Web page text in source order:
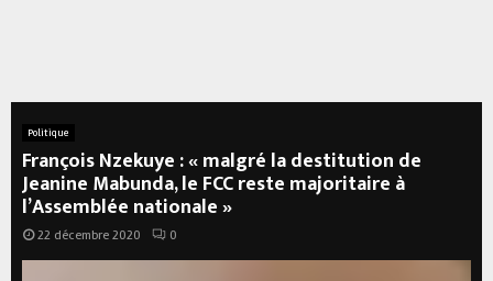
Politique
François Nzekuye : « malgré la destitution de
Jeanine Mabunda, le FCC reste majoritaire à
l’Assemblée nationale »
22 décembre 2020 0